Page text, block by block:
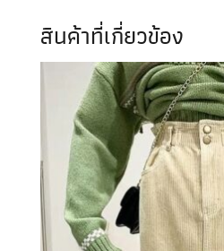
สินค้าที่เกี่ยวข้อง